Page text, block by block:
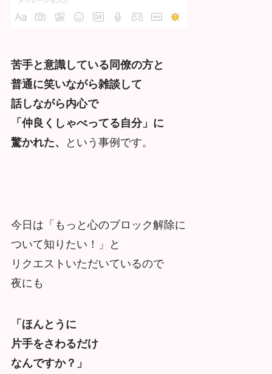
苦手と意識している同僚の方と
普通に笑いながら雑談して
話しながら内心で
「仲良くしゃべってる自分」に
驚かれた、
という事例です。
今日は「もっと心のブロック解除に
ついて知りたい！」と
リクエストいただいているので
夜にも
「ほんとうに
片手をさわるだけ
なんですか？」